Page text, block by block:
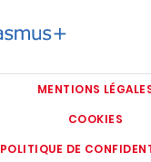
MENTIONS
COOKIES
POLITIQUE DE